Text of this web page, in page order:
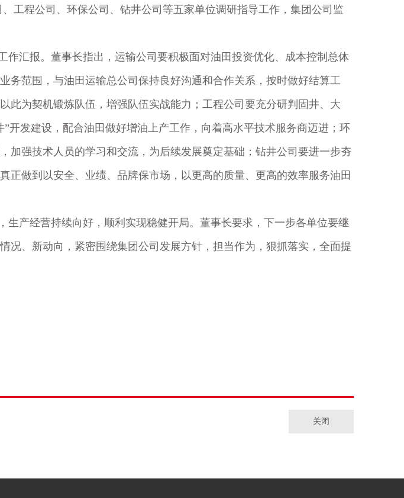
工程公司、环保公司、钻井公司等五家单位调研指导工作，集团公司监
汇报。董事长指出，运输公司要积极面对油田投资优化、成本控制总体
务范围，与油田运输总公司保持良好沟通和合作关系，按时做好结算工
此为契机锻炼队伍，增强队伍实战能力；工程公司要充分研判固井、大
开发建设，配合油田做好增油上产工作，向着高水平技术服务商迈进；环
加强技术人员的学习和交流，为后续发展奠定基础；钻井公司要进一步夯
做到以安全、业绩、品牌保市场，以更高的质量、更高的效率服务油田
产经营持续向好，顺利实现稳健开局。董事长要求，下一步各单位要继
况、新动向，紧密围绕集团公司发展方针，担当作为，狠抓落实，全面提
关闭